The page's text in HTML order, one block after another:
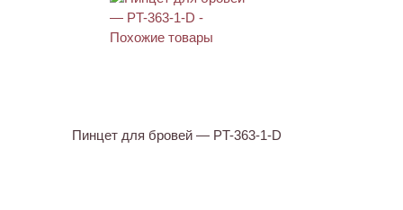
Пинцет для бровей — PT-363-1-D